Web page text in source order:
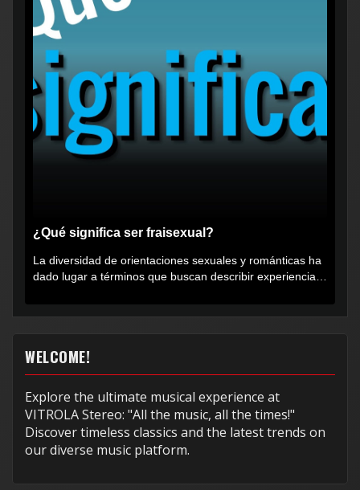
¿Qué significa ser fraisexual?
La diversidad de orientaciones sexuales y románticas ha
dado lugar a términos que buscan describir experiencias
WELCOME!
Explore the ultimate musical experience at
VITROLA Stereo: "All the music, all the times!"
Discover timeless classics and the latest trends on
our diverse music platform.